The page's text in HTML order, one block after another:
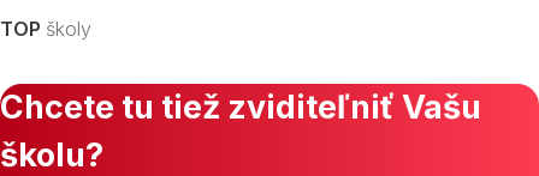
TOP školy
Chcete tu tiež zviditeľniť Vašu
školu?